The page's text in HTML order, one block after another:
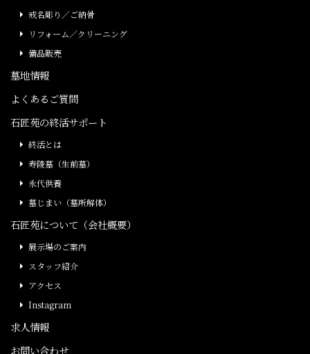
戒名彫り／ご納骨
リフォーム／クリーニング
備品販売
墓地情報
よくあるご質問
石匠苑の終活サポート
終活とは
寿陵墓（生前墓）
永代供養
墓じまい（墓所解体）
石匠苑について（会社概要）
展示場のご案内
スタッフ紹介
アクセス
Instagram
求人情報
お問い合わせ